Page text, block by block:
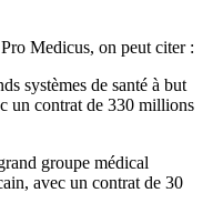
Medicus, on peut citer :
systèmes de santé à but
un contrat de 330 millions
groupe médical
avec un contrat de 30